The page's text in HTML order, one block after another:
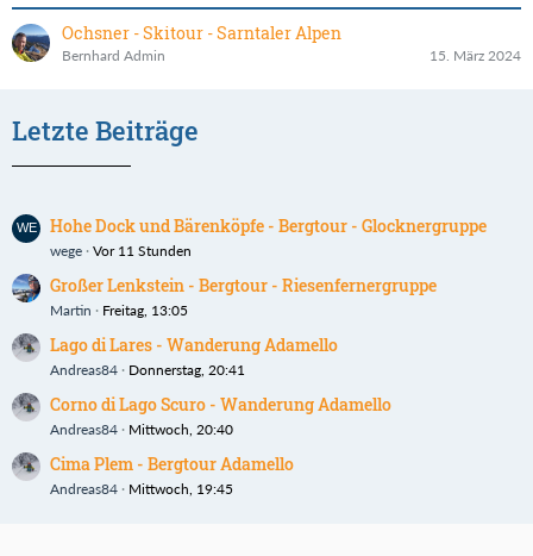
Ochsner - Skitour - Sarntaler Alpen
Bernhard Admin 15. März 2024
Letzte Beiträge
Hohe Dock und Bärenköpfe - Bergtour - Glocknergruppe
wege Vor 11 Stunden
Großer Lenkstein - Bergtour - Riesenfernergruppe
Martin Freitag, 13:05
Lago di Lares - Wanderung Adamello
Andreas84 Donnerstag, 20:41
Corno di Lago Scuro - Wanderung Adamello
Andreas84 Mittwoch, 20:40
Cima Plem - Bergtour Adamello
Andreas84 Mittwoch, 19:45